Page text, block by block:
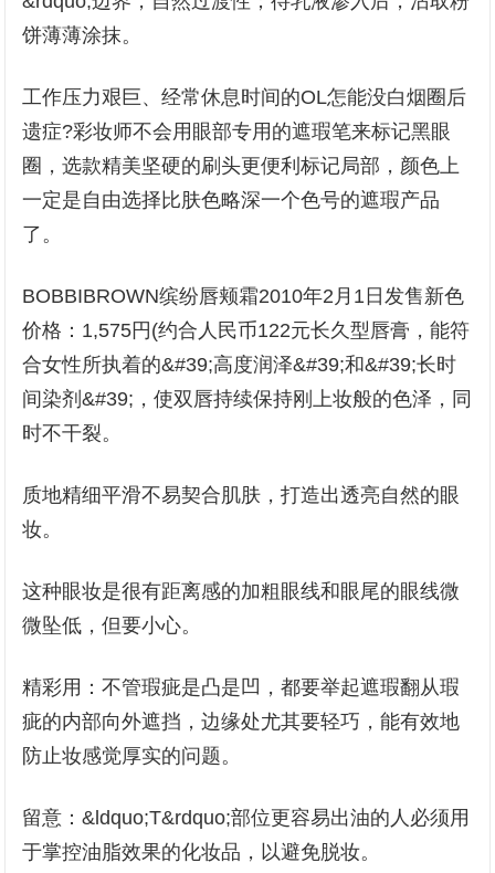
饼薄薄涂抹。
工作压力艰巨、经常休息时间的OL怎能没白烟圈后
遗症?彩妆师不会用眼部专用的遮瑕笔来标记黑眼
圈，选款精美坚硬的刷头更便利标记局部，颜色上
一定是自由选择比肤色略深一个色号的遮瑕产品
了。
BOBBIBROWN缤纷唇颊霜2010年2月1日发售新色
价格：1,575円(约合人民币122元长久型唇膏，能符
合女性所执着的&#39;高度润泽&#39;和&#39;长时
间染剂&#39;，使双唇持续保持刚上妆般的色泽，同
时不干裂。
质地精细平滑不易契合肌肤，打造出透亮自然的眼
妆。
这种眼妆是很有距离感的加粗眼线和眼尾的眼线微
微坠低，但要小心。
精彩用：不管瑕疵是凸是凹，都要举起遮瑕翻从瑕
疵的内部向外遮挡，边缘处尤其要轻巧，能有效地
防止妆感觉厚实的问题。
留意：&ldquo;T&rdquo;部位更容易出油的人必须用
于掌控油脂效果的化妆品，以避免脱妆。